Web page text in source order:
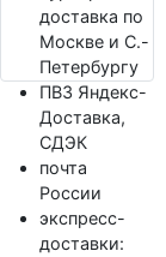
доставка по
Москве и С.-
Петербургу
ПВЗ Яндекс-
Доставка,
СДЭК
почта
России
экспресс-
доставки: